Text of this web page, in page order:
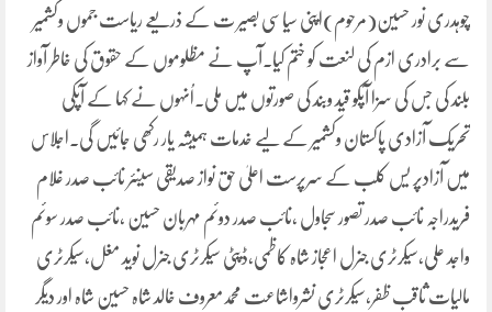
چوہدری نور حسین(مرحوم)اپنی سیاسی بصیر ت کے ذریعے ریاست جموں وکشمیر
سے برادری ازم کی لنعت کو ختم کیا۔آپ نے مظلوموں کے حقوق کی خاطر آواز
بلند کی جس کی سزا آپکو قید وبند کی صورتوں میں ملی۔اُنہوں نے کہا کے آپکی
تحریک آزادی پاکستان وکشمیر کے لیے خدمات ہمیشہ یار رکھی جائیں گی۔اجلاس
میں آزادپر یس کلب کے سرپرست اعلیٰ حق نواز صدیقی سینئر نائب صدر غلام
فریدراجہ نائب صدر تصور سجاول ،نائب صدر دوئم مہربان حسین ،نائب صدر سوئم
واجد علی،سیکرٹری جنرل اعجاز شاہ کاظمی،ڈپٹی سیکرٹری جنرل نوید مغل،سیکرٹری
مالیات ثاقب ظفر،سیکرٹری نشرواشاعت محمدمعروف خالد شاہ حسین شاہ اور دیگر